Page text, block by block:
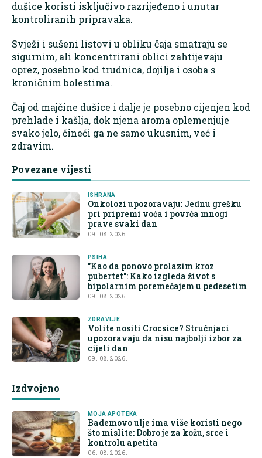
dušice koristi isključivo razrijeđeno i unutar
kontroliranih pripravaka.
Svježi i sušeni listovi u obliku čaja smatraju se
sigurnim, ali koncentrirani oblici zahtijevaju
oprez, posebno kod trudnica, dojilja i osoba s
kroničnim bolestima.
Čaj od majčine dušice i dalje je posebno cijenjen kod
prehlade i kašlja, dok njena aroma oplemenjuje
svako jelo, čineći ga ne samo ukusnim, već i
zdravim.
Povezane vijesti
ISHRANA
Onkolozi upozoravaju: Jednu grešku
pri pripremi voća i povrća mnogi
prave svaki dan
09. 08. 2026.
PSIHA
"Kao da ponovo prolazim kroz
pubertet": Kako izgleda život s
bipolarnim poremećajem u pedesetim
09. 08. 2026.
ZDRAVLJE
Volite nositi Crocsice? Stručnjaci
upozoravaju da nisu najbolji izbor za
cijeli dan
09. 08. 2026.
Izdvojeno
MOJA APOTEKA
Bademovo ulje ima više koristi nego
što mislite: Dobro je za kožu, srce i
kontrolu apetita
06. 08. 2026.